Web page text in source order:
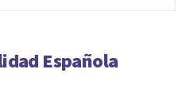
Española